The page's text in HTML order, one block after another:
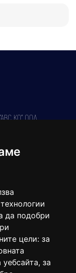
да подобри
цели: за
, за
КО" ООД,